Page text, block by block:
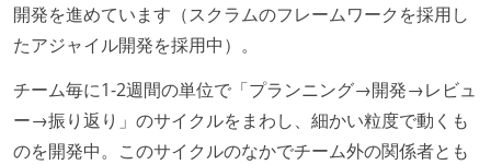
開発を進めています（スクラムのフレームワークを採用し
たアジャイル開発を採用中）。
チーム毎に1-2週間の単位で「プランニング→開発→レビュ
ー→振り返り」のサイクルをまわし、細かい粒度で動くも
のを開発中。このサイクルのなかでチーム外の関係者とも